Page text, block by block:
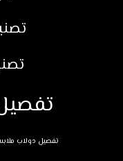
تفصيل دولاب